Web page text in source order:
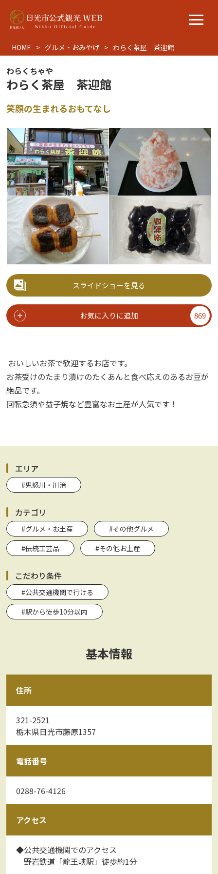
HOME グルメ・おみやげ わらく茶屋 茶迎館
わらくちゃや
わらく茶屋 茶迎館
笑顔の生まれるおもてなし
スライドショーを見る
お気に入りに追加 869
おいしいお茶で歓迎するお店です。
お茶受けのたまり漬けのたくあんと食べ応えのあるお豆が
絶品です。
回転急須や益子焼など豊富なお土産が人気です！
エリア
#鬼怒川・川治
カテゴリ
#グルメ・お土産
#その他グルメ
#伝統工芸品
#その他お土産
こだわり条件
#公共交通機関で行ける
#駅から徒歩10分以内
基本情報
住所
321-2521
栃木県日光市藤原1357
電話番号
0288-76-4126
アクセス
◆公共交通機関でのアクセス
野岩鉄道「龍王峡駅」徒歩約1分